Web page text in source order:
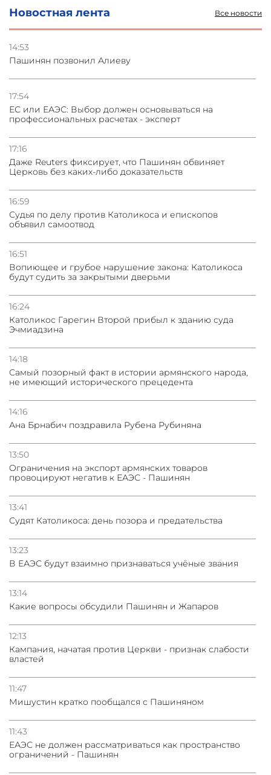
Новостная лента Все новости
14:53
Пашинян позвонил Алиеву
17:54
ЕС или ЕАЭС: Выбор должен основываться на
профессиональных расчетах - эксперт
17:16
Даже Reuters фиксирует, что Пашинян обвиняет
Церковь без каких-либо доказательств
16:59
Судья по делу против Католикоса и епископов
объявил самоотвод
16:51
Вопиющее и грубое нарушение закона: Католикоса
будут судить за закрытыми дверьми
16:24
Католикос Гарегин Второй прибыл к зданию суда
Эчмиадзина
14:18
Самый позорный факт в истории армянского народа,
не имеющий исторического прецедента
14:16
Ана Брнабич поздравила Рубена Рубиняна
13:50
Oграничения на экспорт армянских товаров
провоцируют негатив к ЕАЭС - Пашинян
13:41
Судят Католикоса: день позора и предательства
13:23
В ЕАЭС будут взаимно признаваться учёные звания
13:14
Какие вопросы обсудили Пашинян и Жапаров
12:13
Кампания, начатая против Церкви - признак слабости
властей
11:47
Мишустин кратко пообщался с Пашиняном
11:43
ЕАЭС не должен рассматриваться как пространство
ограничений - Пашинян
03.08.2026
Стратегия безопасности ОДКБ допускает применение
Азербайджане
31.07.2026
Сотрудничество и очереди – детали визита главы
погрануправления СНБ Армении в Тбилиси